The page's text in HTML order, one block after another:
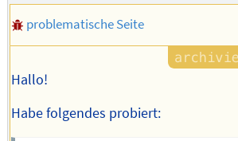
problematische Seite
Hallo!
Habe folgendes probiert: